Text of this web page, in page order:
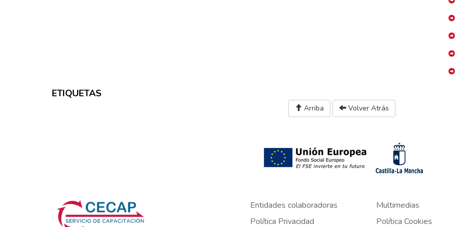
ETIQUETAS
Arriba Volver Atrás
Entidades colaboradoras Multimedias
Política Privacidad
Política Cookies